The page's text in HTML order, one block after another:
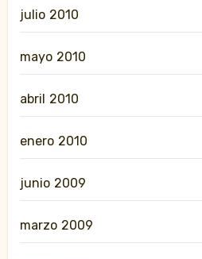
julio 2010
mayo 2010
abril 2010
enero 2010
junio 2009
marzo 2009